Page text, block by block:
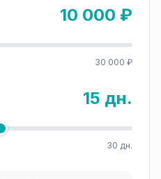
10 000 ₽
30 000 ₽
15 дн.
30 дн.